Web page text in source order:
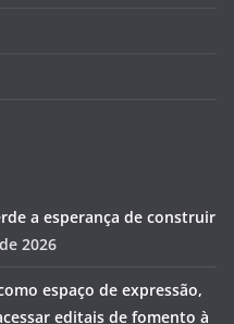
a esperança de construir
2026
espaço de expressão,
editais de fomento à